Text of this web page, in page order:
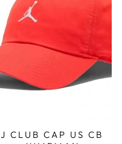
J CLUB CAP US CB